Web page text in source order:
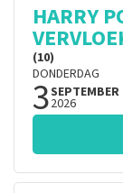
HARRY
(10)
DONDERDAG
3SEPTEMBER
2026